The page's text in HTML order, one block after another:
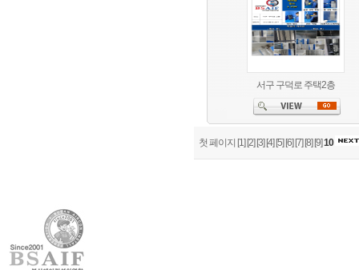
서구 구덕로 주택2층
첫 페이지 [1] [2] [3] [4] [5] [6] [7] [8] [9]10